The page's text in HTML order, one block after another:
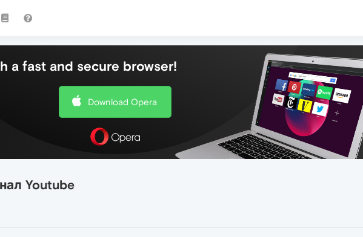
a fast and secure browser!
Download Opera
Youtube